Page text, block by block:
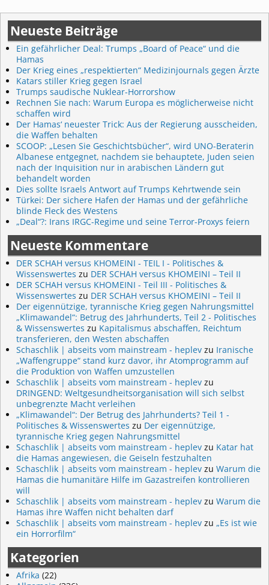
Neueste Beiträge
Ein gefährlicher Deal: Trumps „Board of Peace“ und die
Hamas
Der Krieg eines „respektierten“ Medizinjournals gegen Ärzte
Katars stiller Krieg gegen Israel
Trumps saudische Nuklear-Horrorshow
Rechnen Sie nach: Warum Europa es möglicherweise nicht
schaffen wird
Der Hamas‘ neuester Trick: Aus der Regierung ausscheiden,
die Waffen behalten
SCOOP: „Lesen Sie Geschichtsbücher“, wird UNO-Beraterin
Albanese entgegnet, nachdem sie behauptete, Juden seien
nach der Inquisition nur in arabischen Ländern gut
behandelt worden
Dies sollte Israels Antwort auf Trumps Kehrtwende sein
Türkei: Der sichere Hafen der Hamas und der gefährliche
blinde Fleck des Westens
„Deal“?: Irans IRGC-Regime und seine Terror-Proxys feiern
Neueste Kommentare
DER SCHAH versus KHOMEINI - TEIL I - Politisches &
Wissenswertes zu DER SCHAH versus KHOMEINI – Teil II
DER SCHAH versus KHOMEINI - Teil III - Politisches &
Wissenswertes zu DER SCHAH versus KHOMEINI – Teil II
Der eigennützige, tyrannische Krieg gegen Nahrungsmittel
„Klimawandel“: Betrug des Jahrhunderts, Teil 2 - Politisches
& Wissenswertes zu Kapitalismus abschaffen, Reichtum
transferieren, den Westen abschaffen
Schaschlik | abseits vom mainstream - heplev zu Iranische
„Waffengruppe“ stand kurz davor, ihr Atomprogramm auf
die Produktion von Waffen umzustellen
Schaschlik | abseits vom mainstream - heplev zu
DRINGEND: Weltgesundheitsorganisation will sich selbst
unbegrenzte Macht verleihen
„Klimawandel“: Der Betrug des Jahrhunderts? Teil 1 -
Politisches & Wissenswertes zu Der eigennützige,
tyrannische Krieg gegen Nahrungsmittel
Schaschlik | abseits vom mainstream - heplev zu Katar hat
die Hamas angewiesen, die Geiseln festzuhalten
Schaschlik | abseits vom mainstream - heplev zu Warum die
Hamas die humanitäre Hilfe im Gazastreifen kontrollieren
will
Schaschlik | abseits vom mainstream - heplev zu Warum die
Hamas ihre Waffen nicht behalten darf
Schaschlik | abseits vom mainstream - heplev zu „Es ist wie
ein Horrorfilm“
Kategorien
Afrika (22)